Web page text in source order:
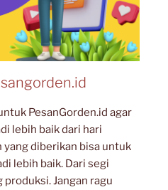
PesanGorden.id agar
lebih baik dari hari
yang diberikan bisa untuk
lebih baik. Dari segi
produksi. Jangan ragu